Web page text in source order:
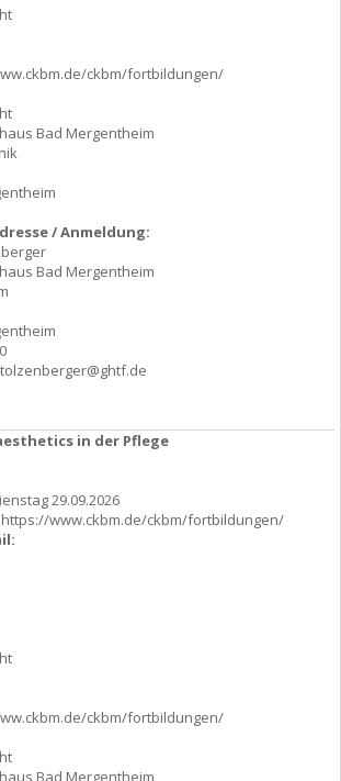
ckbm/fortbildungen/
Bad Mergentheim
/ Anmeldung:
Bad Mergentheim
in der Pflege
29.09.2026
https://www.ckbm.de/ckbm/fortbildungen/
ckbm/fortbildungen/
Bad Mergentheim